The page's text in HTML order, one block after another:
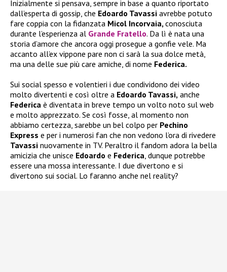
Inizialmente si pensava, sempre in base a quanto riportato
dall’esperta di gossip, che Edoardo Tavassi avrebbe potuto
fare coppia con la fidanzata Micol Incorvaia, conosciuta
durante l’esperienza al Grande Fratello. Da lì è nata una
storia d’amore che ancora oggi prosegue a gonfie vele. Ma
accanto all’ex vippone pare non ci sarà la sua dolce metà,
ma una delle sue più care amiche, di nome Federica.
Sui social spesso e volentieri i due condividono dei video
molto divertenti e così oltre a Edoardo Tavassi, anche
Federica è diventata in breve tempo un volto noto sul web
e molto apprezzato. Se così fosse, al momento non
abbiamo certezza, sarebbe un bel colpo per Pechino
Express e per i numerosi fan che non vedono l’ora di rivedere
Tavassi nuovamente in TV. Peraltro il fandom adora la bella
amicizia che unisce Edoardo e Federica , dunque potrebbe
essere una mossa interessante. I due divertono e si
divertono sui social. Lo faranno anche nel reality?